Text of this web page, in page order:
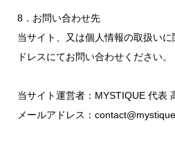
8．お問い合わせ先
当サイト、又は個人情報の取扱い
ドレスにてお問い合わせください。
当サイト運営者：MYSTIQUE 代表
メールアドレス：